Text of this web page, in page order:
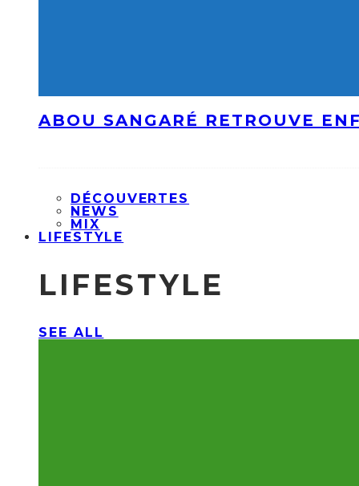
ABOU SANGARÉ RETROUVE
DÉCOUVERTES
NEWS
MIX
LIFESTYLE
LIFESTYLE
SEE ALL